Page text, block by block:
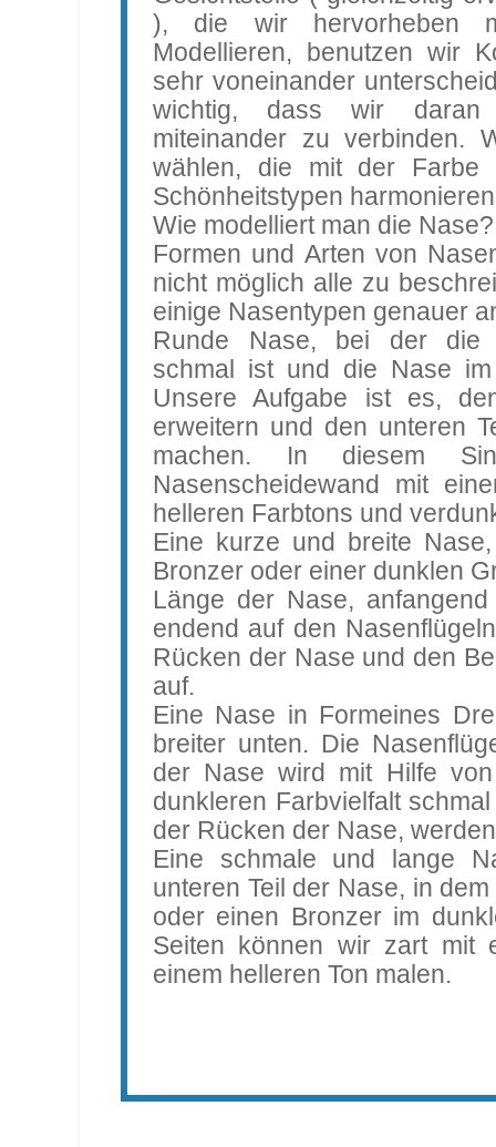
), die wir hervorheben
Modellieren, benutzen wir
sehr voneinander
wichtig, dass wir daran
miteinander zu verbinden.
wählen, die mit der Farbe
Schönheitstypen
Wie modelliert man die Nase?
Formen und Arten von
nicht möglich alle zu
einige Nasentypen genauer
Runde Nase, bei der die
schmal ist und die Nase
Unsere Aufgabe ist es,
erweitern und den unteren
machen. In diesem
Nasenscheidewand mit
helleren Farbtons und
Eine kurze und breite
Bronzer oder einer dunklen
Länge der Nase,
endend auf den
Rücken der Nase und den
auf.
Eine Nase in Formeines
breiter unten. Die
der Nase wird mit Hilfe
dunkleren Farbvielfalt
der Rücken der Nase,
Eine schmale und lange
unteren Teil der Nase, in
oder einen Bronzer im
Seiten können wir zart mit
einem helleren Ton malen.